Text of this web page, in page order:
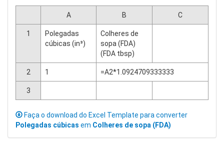
A B C
1
Polegadas
cúbicas (in³)
Colheres de
sopa (FDA)
(FDA tbsp)
2 1 =A2*1.0924709333333
3
Faça o download do Excel Template para converter
Polegadas cúbicas em Colheres de sopa (FDA)